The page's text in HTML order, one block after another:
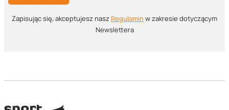
Zapisując się, akceptujesz nasz ​ Regulamin ​​​ w zakresie dotyczącym
Newslettera